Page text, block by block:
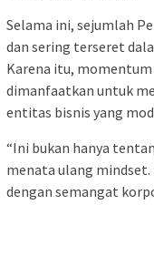
Selama ini, sejumlah
dan sering terseret
Karena itu,
dimanfaatkan untuk
entitas bisnis yang
“Ini bukan hanya
menata ulang mindset.
dengan semangat